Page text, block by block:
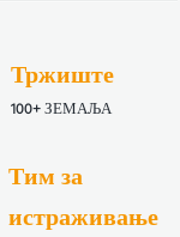
Тржиште
100+ ЗЕМАЉА
Тим за
истраживање